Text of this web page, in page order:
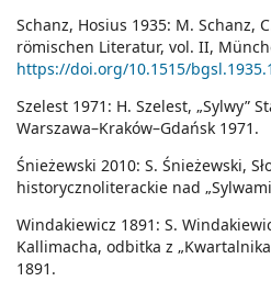
Schanz, Hosius 1935: M. Schanz,
römischen Literatur, vol. II,
https://doi.org/10.1515/
Szelest 1971: H. Szelest, „Sylwy”
Warszawa–Kraków–Gdańsk 1971.
Śnieżewski 2010: S. Śnieżewski,
historycznoliterackie nad
Windakiewicz 1891: S.
Kallimacha, odbitka z
1891.